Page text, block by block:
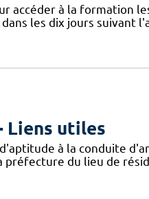
accéder à la formation
les dix jours suivant
Liens utiles
à la conduite
préfecture du lieu de